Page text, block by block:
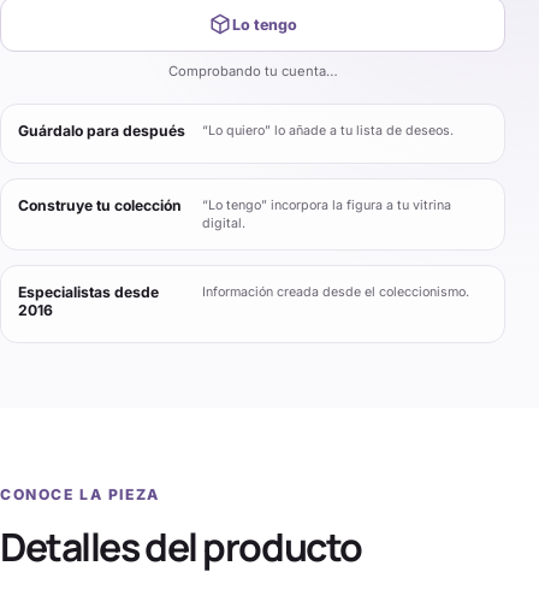
Lo tengo
Comprobando tu cuenta…
Guárdalo para después “Lo quiero” lo añade a tu lista de deseos.
Construye tu colección
“Lo tengo” incorpora la figura a tu vitrina
digital.
Especialistas desde
2016
Información creada desde el coleccionismo.
CONOCE LA PIEZA
Detalles del producto